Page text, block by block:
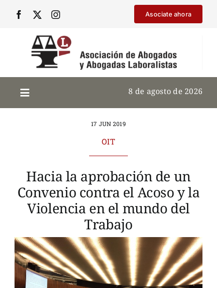
Asociate ahora
8 de agosto de 2026
17 JUN 2019
OIT
Hacia la aprobación de un
Convenio contra el Acoso y la
Violencia en el mundo del
Trabajo